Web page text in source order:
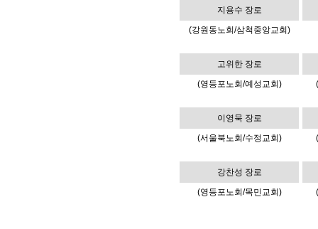
지용수 장로
(강원동노회/삼척중앙교회)
고위한 장로
(영등포노회/예성교회)
이영묵 장로
(서울북노회/수정교회)
강찬성 장로
(영등포노회/목민교회)